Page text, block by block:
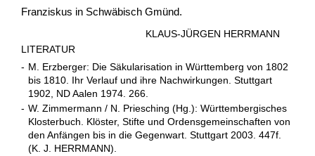
Franziskus in Schwäbisch Gmünd.
KLAUS-JÜRGEN HERRMANN
LITERATUR
- M. Erzberger: Die Säkularisation in Württemberg von 1802
bis 1810. Ihr Verlauf und ihre Nachwirkungen. Stuttgart
1902, ND Aalen 1974. 266.
- W. Zimmermann / N. Priesching (Hg.): Württembergisches
Klosterbuch. Klöster, Stifte und Ordensgemeinschaften von
den Anfängen bis in die Gegenwart. Stuttgart 2003. 447f.
(K. J. HERRMANN).